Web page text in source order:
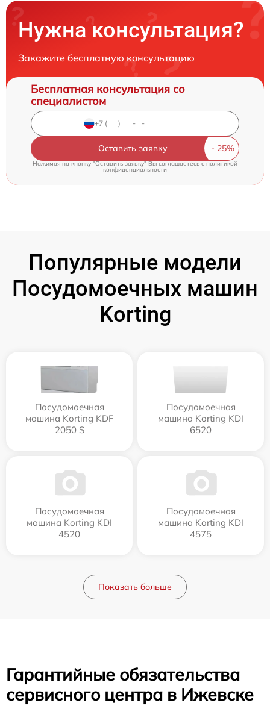
Нужна консультация?
Закажите бесплатную консультацию
Бесплатная консультация со
специалистом
Оставить заявку
Нажимая на кнопку "Оставить заявку" Вы соглашаетесь cполитикой
конфиденциальности
Популярные модели
Посудомоечных машин
Korting
Посудомоечная
машина Korting KDF
2050 S
Посудомоечная
машина Korting KDI
6520
Посудомоечная
машина Korting KDI
4520
Посудомоечная
машина Korting KDI
4575
Показать больше
Гарантийные обязательства
сервисного центра в Ижевске